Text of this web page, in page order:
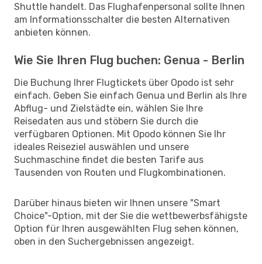
Shuttle handelt. Das Flughafenpersonal sollte Ihnen
am Informationsschalter die besten Alternativen
anbieten können.
Wie Sie Ihren Flug buchen: Genua - Berlin
Die Buchung Ihrer Flugtickets über Opodo ist sehr
einfach. Geben Sie einfach Genua und Berlin als Ihre
Abflug- und Zielstädte ein, wählen Sie Ihre
Reisedaten aus und stöbern Sie durch die
verfügbaren Optionen. Mit Opodo können Sie Ihr
ideales Reiseziel auswählen und unsere
Suchmaschine findet die besten Tarife aus
Tausenden von Routen und Flugkombinationen.
Darüber hinaus bieten wir Ihnen unsere "Smart
Choice"-Option, mit der Sie die wettbewerbsfähigste
Option für Ihren ausgewählten Flug sehen können,
oben in den Suchergebnissen angezeigt.